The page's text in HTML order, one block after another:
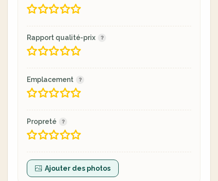
Rapport qualité-prix
Emplacement
Propreté
Ajouter des photos